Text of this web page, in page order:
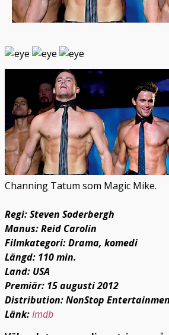
Channing Tatum som Magic Mike.
Regi: Steven Soderbergh
Manus: Reid Carolin
Filmkategori: Drama, komedi
Längd: 110 min.
Land: USA
Premiär: 15 augusti 2012
Distribution: NonStop
Länk:Imdb